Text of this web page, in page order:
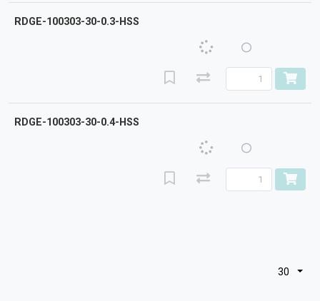
RDGE-100303-30-0.3-HSS
RDGE-100303-30-0.4-HSS
30